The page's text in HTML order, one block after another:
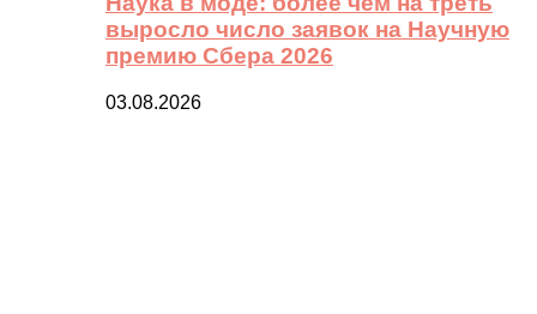
выросло число заявок на Научную
премию Сбера 2026
03.08.2026